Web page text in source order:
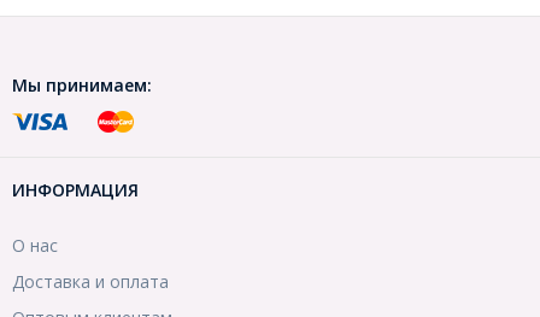
Мы принимаем:
ИНФОРМАЦИЯ
О нас
Доставка и оплата